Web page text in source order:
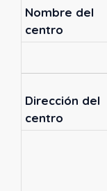
Nombre del
centro
Dirección del
centro